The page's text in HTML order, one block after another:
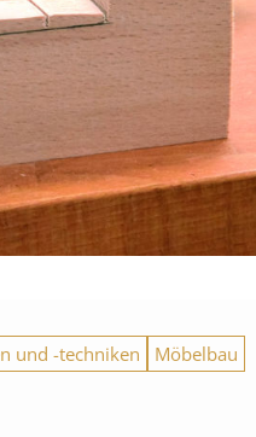
und -techniken Möbelbau